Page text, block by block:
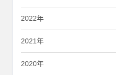
2022年
2021年
2020年